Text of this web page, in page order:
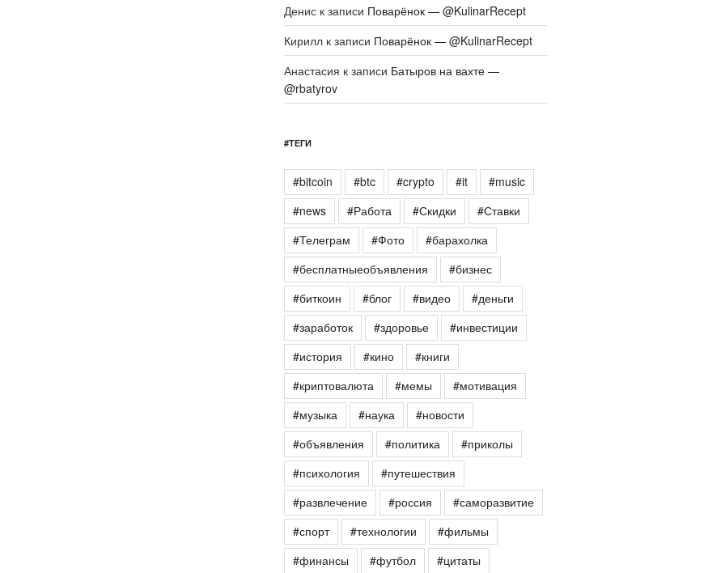
Дениск записи Поварёнок — @KulinarRecept
Кириллк записи Поварёнок — @KulinarRecept
Анастасия к записи Батыров на вахте —
@rbatyrov
#ТЕГИ
#bitcoin #btc #crypto #it
#music
#news
#Работа #Скидки
#Ставки
#Телеграм
#Фото
#барахолка
#бесплатныеобъявления
#бизнес
#биткоин
#блог #видео
#деньги
#заработок
#здоровье
#инвестиции
#история
#кино
#книги
#криптовалюта
#мемы
#мотивация
#музыка
#наука
#новости
#объявления
#политика
#приколы
#психология
#путешествия
#развлечение
#россия
#саморазвитие
#спорт
#технологии
#фильмы
#финансы
#футбол
#цитаты